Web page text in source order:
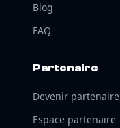
Blog
FAQ
Partenaire
Devenir partenaire
Espace partenaire